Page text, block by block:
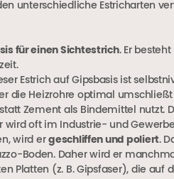
unterschiedliche Estricharten
für einen Sichtestrich. Er
Estrich auf Gipsbasis ist
die Heizrohre optimal
Zement als Bindemittel nutzt.
oft im Industrie- und
wird ergeschliffen und poliert.
Boden. Daher wird er
Platten (z. B. Gipsfaser), die